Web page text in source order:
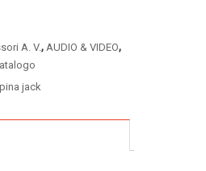
A. V., AUDIO & VIDEO,
jack